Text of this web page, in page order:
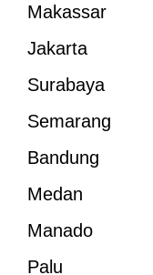
Makassar
Jakarta
Surabaya
Semarang
Bandung
Medan
Manado
Palu